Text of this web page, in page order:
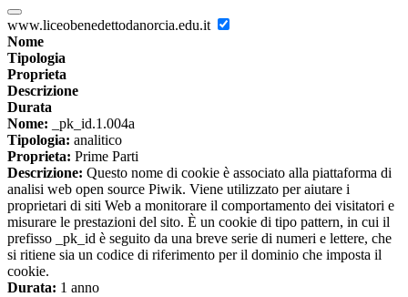
www.liceobenedettodanorcia.edu.it
Nome
Tipologia
Proprieta
Descrizione
Durata
Nome: _pk_id.1.004a
Tipologia: analitico
Proprieta: Prime Parti
Descrizione: Questo nome di cookie è associato alla piattaforma di
analisi web open source Piwik. Viene utilizzato per aiutare i
proprietari di siti Web a monitorare il comportamento dei visitatori e
misurare le prestazioni del sito. È un cookie di tipo pattern, in cui il
prefisso _pk_id è seguito da una breve serie di numeri e lettere, che
si ritiene sia un codice di riferimento per il dominio che imposta il
cookie.
Durata: 1 anno